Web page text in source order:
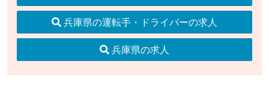
兵庫県の運転手・ドライバーの求人
兵庫県の求人